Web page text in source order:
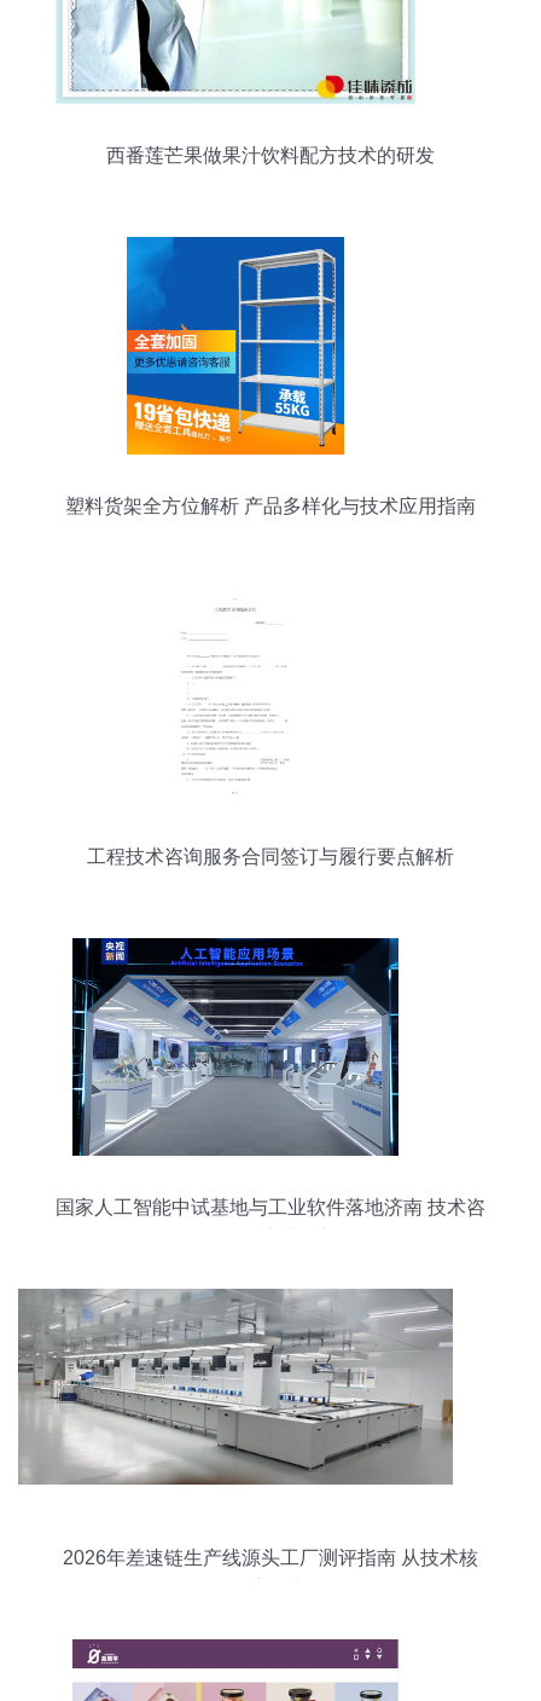
西番莲芒果做果汁饮料配方技术的研发
塑料货架全方位解析 产品多样化与技术应用指南
工程技术咨询服务合同签订与履行要点解析
国家人工智能中试基地与工业软件落地济南 技术咨
2026年差速链生产线源头工厂测评指南 从技术核